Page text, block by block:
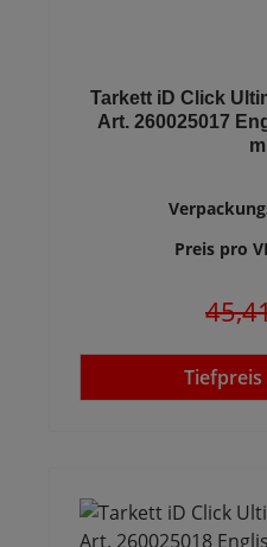
Tarkett iD Click
Art. 260025017
Preis pro